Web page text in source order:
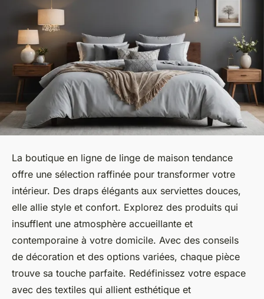
La boutique en ligne de linge de maison tendance
offre une sélection raffinée pour transformer votre
intérieur. Des draps élégants aux serviettes douces,
elle allie style et confort. Explorez des produits qui
insufflent une atmosphère accueillante et
contemporaine à votre domicile. Avec des conseils
de décoration et des options variées, chaque pièce
trouve sa touche parfaite. Redéfinissez votre espace
avec des textiles qui allient esthétique et